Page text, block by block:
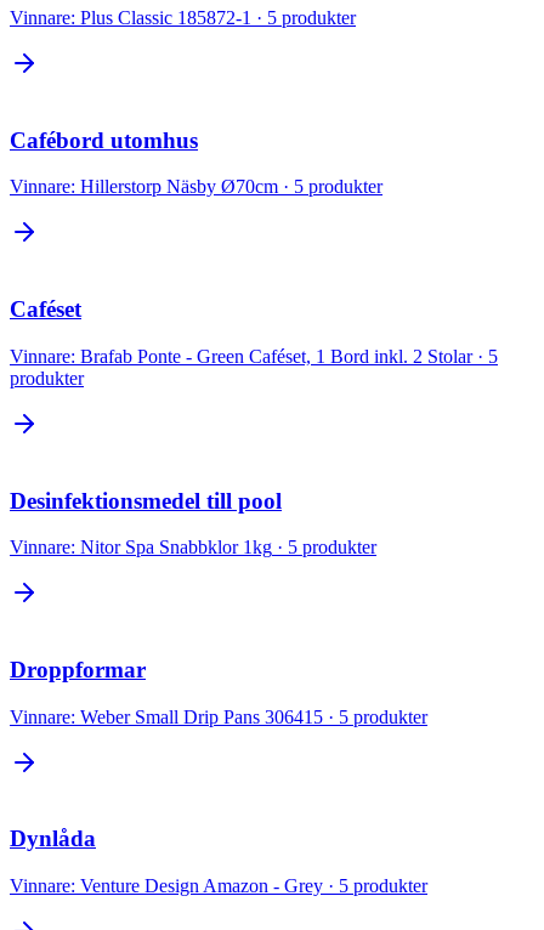
Vinnare: Plus Classic 185872-1 · 5 produkter
Cafébord utomhus
Vinnare: Hillerstorp Näsby Ø70cm · 5 produkter
Caféset
Vinnare: Brafab Ponte - Green Caféset, 1 Bord inkl. 2 Stolar· 5
produkter
Desinfektionsmedel till pool
Vinnare: Nitor Spa Snabbklor 1kg · 5 produkter
Droppformar
Vinnare: Weber Small Drip Pans 306415 · 5 produkter
Dynlåda
Vinnare: Venture Design Amazon - Grey · 5 produkter